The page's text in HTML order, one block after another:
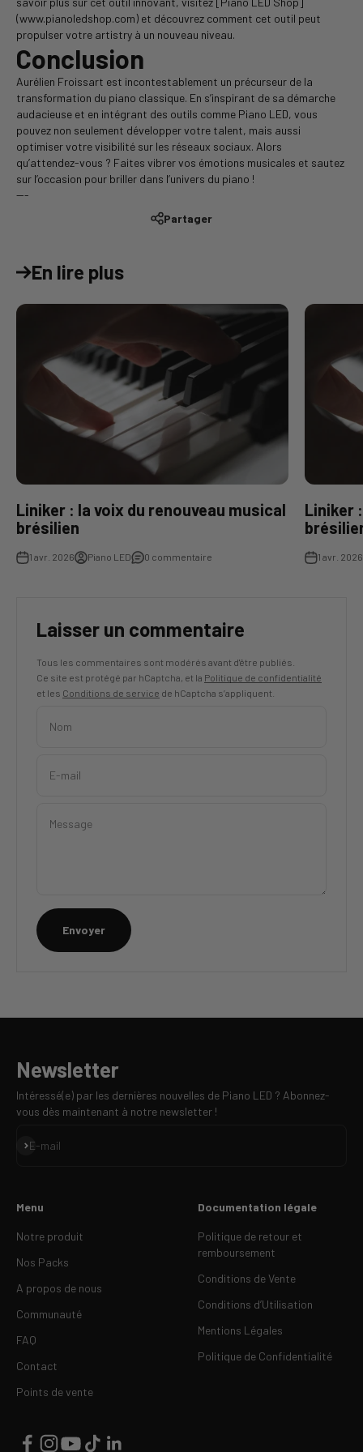
(www.pianoledshop.com) et découvrez comment cet outil peut
propulser votre artistry à un nouveau niveau.
Conclusion
Aurélien Froissart est incontestablement un précurseur de la
transformation du piano classique. En s’inspirant de sa démarche
audacieuse et en intégrant des outils comme Piano LED, vous
pouvez non seulement développer votre talent, mais aussi
optimiser votre visibilité sur les réseaux sociaux. Alors
qu’attendez-vous ? Faites vibrer vos émotions musicales et sautez
sur l’occasion pour briller dans l’univers du piano !
---
Partager
En lire plus
Liniker : la voix du renouveau musical
brésilien
1 avr. 2026 Piano LED 0 commentaire
Liniker
1 avr. 2026
Laisser un commentaire
Tous les commentaires sont modérés avant d'être publiés.
Ce site est protégé par hCaptcha, et la Politique de confidentialité
et les Conditions de service de hCaptcha s’appliquent.
Nom
E-mail
Message
Envoyer
Newsletter
Intéressé(e) par les dernières nouvelles de Piano LED ? Abonnez-
vous dès maintenant à notre newsletter !
E-mail
S'inscrire
Menu
Notre produit
Nos Packs
A propos de nous
Communauté
FAQ
Contact
Points de vente
Documentation légale
Politique de retour et
remboursement
Conditions de Vente
Conditions d’Utilisation
Mentions Légales
Politique de Confidentialité